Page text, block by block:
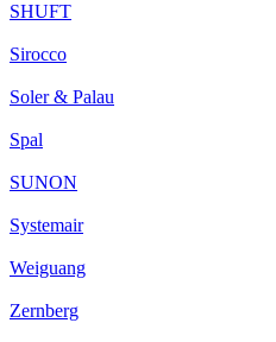
SHUFT
Sirocco
Soler & Palau
Spal
SUNON
Systemair
Weiguang
Zernberg